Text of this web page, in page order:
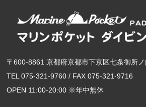
〒600-8861 京都府京都市下京区七条御所
TEL 075-321-9760 / FAX 075-321-9716
OPEN 11:00-20:00 ※年中無休